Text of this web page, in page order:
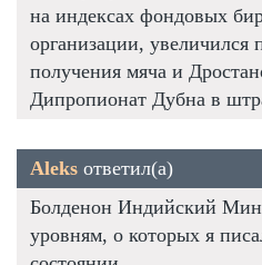
на индексах фондовых
организации, увеличился
получения мяча и
Дипропионат Дубна в
Aleks ответил(а)
Болденон Индийский
уровням, о которых я